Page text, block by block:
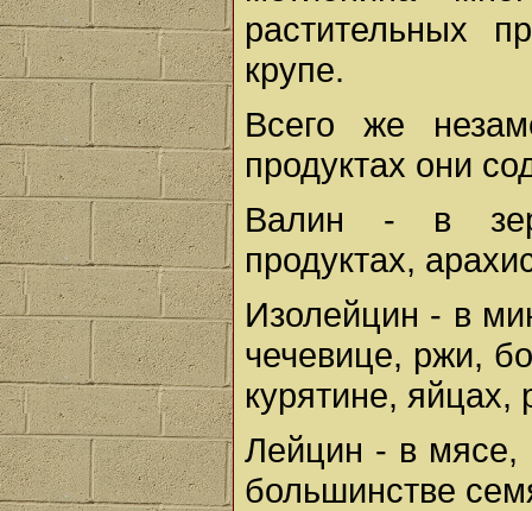
растительных
крупе.
Всего же
продуктах они
Валин - в
продуктах,
Изолейцин - в
чечевице, ржи,
курятине, яйцах,
Лейцин - в мясе,
большинстве